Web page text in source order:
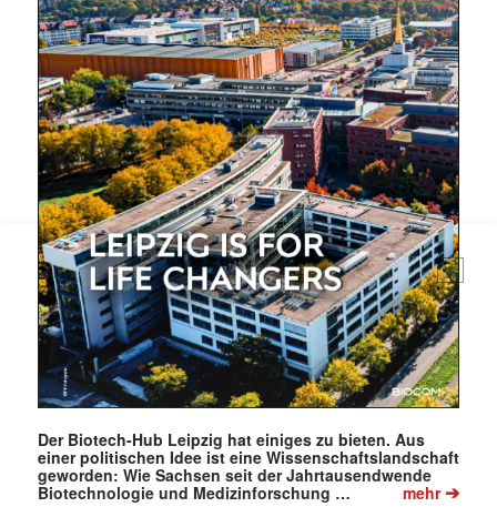
E-
Mail
(erforderlich)
Der Biotech-Hub Leipzig hat einiges zu bieten. Aus
einer politischen Idee ist eine Wissenschaftslandschaft
geworden: Wie Sachsen seit der Jahrtausendwende
Biotechnologie und Medizinforschung …
mehr➔